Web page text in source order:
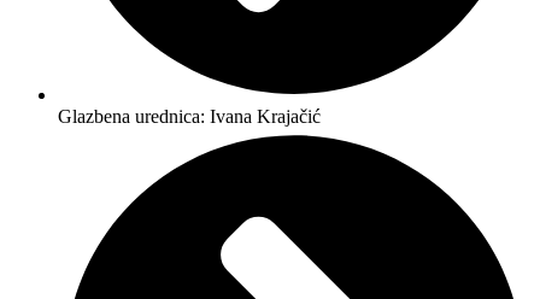
Glazbena urednica: Ivana Krajačić